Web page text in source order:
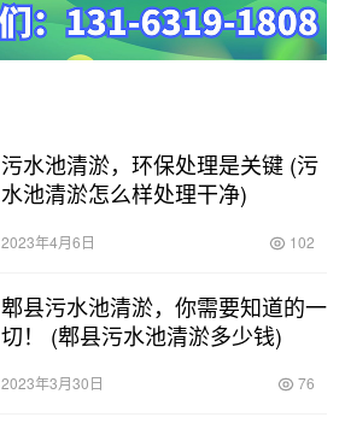
污水池清淤，环保处理是关键 (污
水池清淤怎么样处理干净)
2023年4月6日 102
郫县污水池清淤，你需要知道的一
切！ (郫县污水池清淤多少钱)
2023年3月30日 76